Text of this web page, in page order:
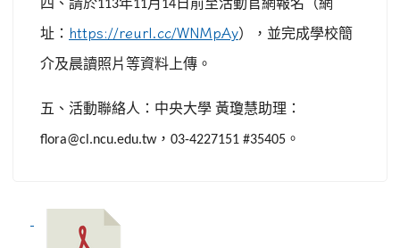
四、請於113年11月 14 日前至活動官網報名（網
址： https://reurl.cc/WNMpAy），並完成學校簡
介及晨讀照片等資料上傳。
五、活動聯絡人：中央大學 黃瓊慧助理：
flora@cl.ncu.edu.tw， 03-4227151 #35405 。